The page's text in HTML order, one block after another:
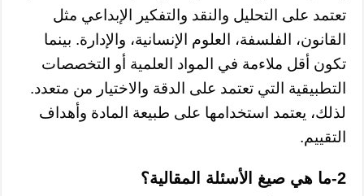
تعتمد على التحليل والنقد والتفكير الإبداعي مثل
القانون، الفلسفة، العلوم الإنسانية، والإدارة. بينما
تكون أقل ملاءمة في المواد العلمية أو التخصصات
التطبيقية التي تعتمد على الدقة والاختيار من متعدد.
لذلك، يعتمد استخدامها على طبيعة المادة وأهداف
التقييم.
2-ما هي صيغ الأسئلة المقالية؟